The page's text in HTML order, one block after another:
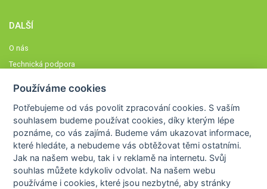
DALŠÍ
O nás
Technická podpora
Členové STOBklubu
Zásady nakládání s osobními údaji
Otestujte se
Spočítejte si
Výzva 52
Používáme cookies
Potřebujeme od vás povolit zpracování cookies. S vaším
souhlasem budeme používat cookies, díky kterým lépe
poznáme,co vás zajímá. Budeme vám ukazovat informace,
které hledáte, a nebudeme vás obtěžovat těmi ostatními.
Jak na našem webu, tak i v reklamě na internetu. Svůj
souhlas můžete kdykoliv odvolat. Na našem webu
používáme i cookies, které jsou nezbytné, aby stránky